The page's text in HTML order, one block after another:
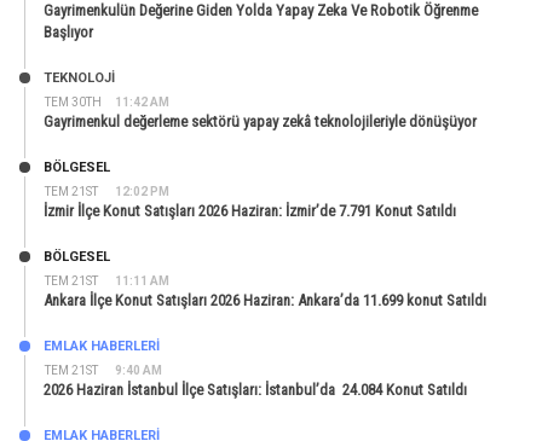
Gayrimenkulün Değerine Giden Yolda Yapay Zeka Ve Robotik Öğrenme
Başlıyor
TEM 30TH 11:42 AM
TEKNOLOJİ
Gayrimenkul değerleme sektörü yapay zekâ teknolojileriyle dönüşüyor
TEM 21ST 12:02 PM
BÖLGESEL
İzmir İlçe Konut Satışları 2026 Haziran: İzmir’de 7.791 Konut Satıldı
TEM 21ST 11:11 AM
BÖLGESEL
Ankara İlçe Konut Satışları 2026 Haziran: Ankara’da 11.699 konut Satıldı
TEM 21ST 9:40 AM
EMLAK HABERLERI
2026 Haziran İstanbul İlçe Satışları: İstanbul’da 24.084 Konut Satıldı
EMLAK HABERLERI